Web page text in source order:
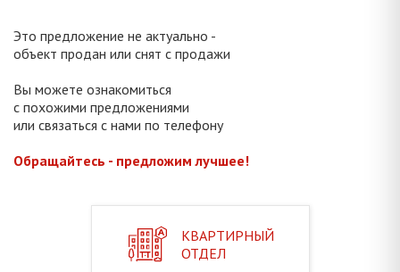
Это предложение не актуально -
объект продан или снят с продажи
Вы можете ознакомиться
с похожими предложениями
или связаться с нами по телефону
Обращайтесь - предложим лучшее!
КВАРТИРНЫЙ
ОТДЕЛ